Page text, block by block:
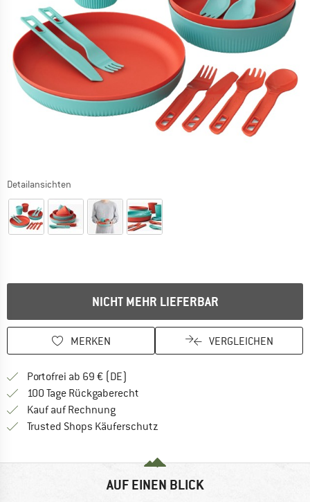
Detailansichten
NICHT MEHR LIEFERBAR
MERKEN VERGLEICHEN
Portofrei ab 69 € (DE)
100 Tage Rückgaberecht
Kauf auf RechnungFinde die Zahlungs-Infos hier! Öffnet
Trusted Shops Käuferschutz
AUF EINEN BLICK